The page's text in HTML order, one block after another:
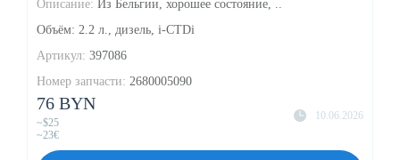
Описание: Из Бельгии, хорошее состояние, ..
Объём: 2.2 л., дизель, i-CTDi
Артикул: 397086
Номер запчасти: 2680005090
10.06.2026
76 BYN
~$25
~23€